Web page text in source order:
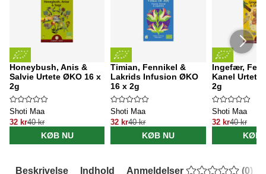
Honeybush, Anis &
Salvie Urtete ØKO 16 x
2g
Shoti Maa
32 kr40 kr
KØB NU
Timian, Fennikel &
Lakrids Infusion ØKO
16 x 2g
Shoti Maa
32 kr40 kr
KØB NU
Ingefær,
Kanel Urtete
2g
Shoti Maa
32 kr40 kr
KØB
Beskrivelse Indhold Anmeldelser (0)